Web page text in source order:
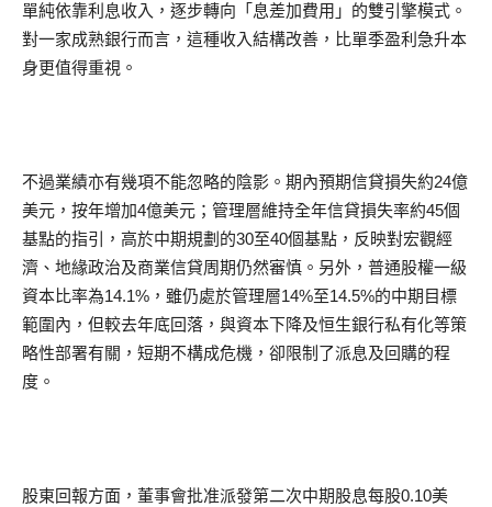
單純依靠利息收入，逐步轉向「息差加費用」的雙引擎模式。
對一家成熟銀行而言，這種收入結構改善，比單季盈利急升本
身更值得重視。
不過業績亦有幾項不能忽略的陰影。期內預期信貸損失約24億
美元，按年增加4億美元；管理層維持全年信貸損失率約45個
基點的指引，高於中期規劃的30至40個基點，反映對宏觀經
濟、地緣政治及商業信貸周期仍然審慎。另外，普通股權一級
資本比率為14.1%，雖仍處於管理層14%至14.5%的中期目標
範圍內，但較去年底回落，與資本下降及恒生銀行私有化等策
略性部署有關，短期不構成危機，卻限制了派息及回購的程
度。
股東回報方面，董事會批准派發第二次中期股息每股0.10美